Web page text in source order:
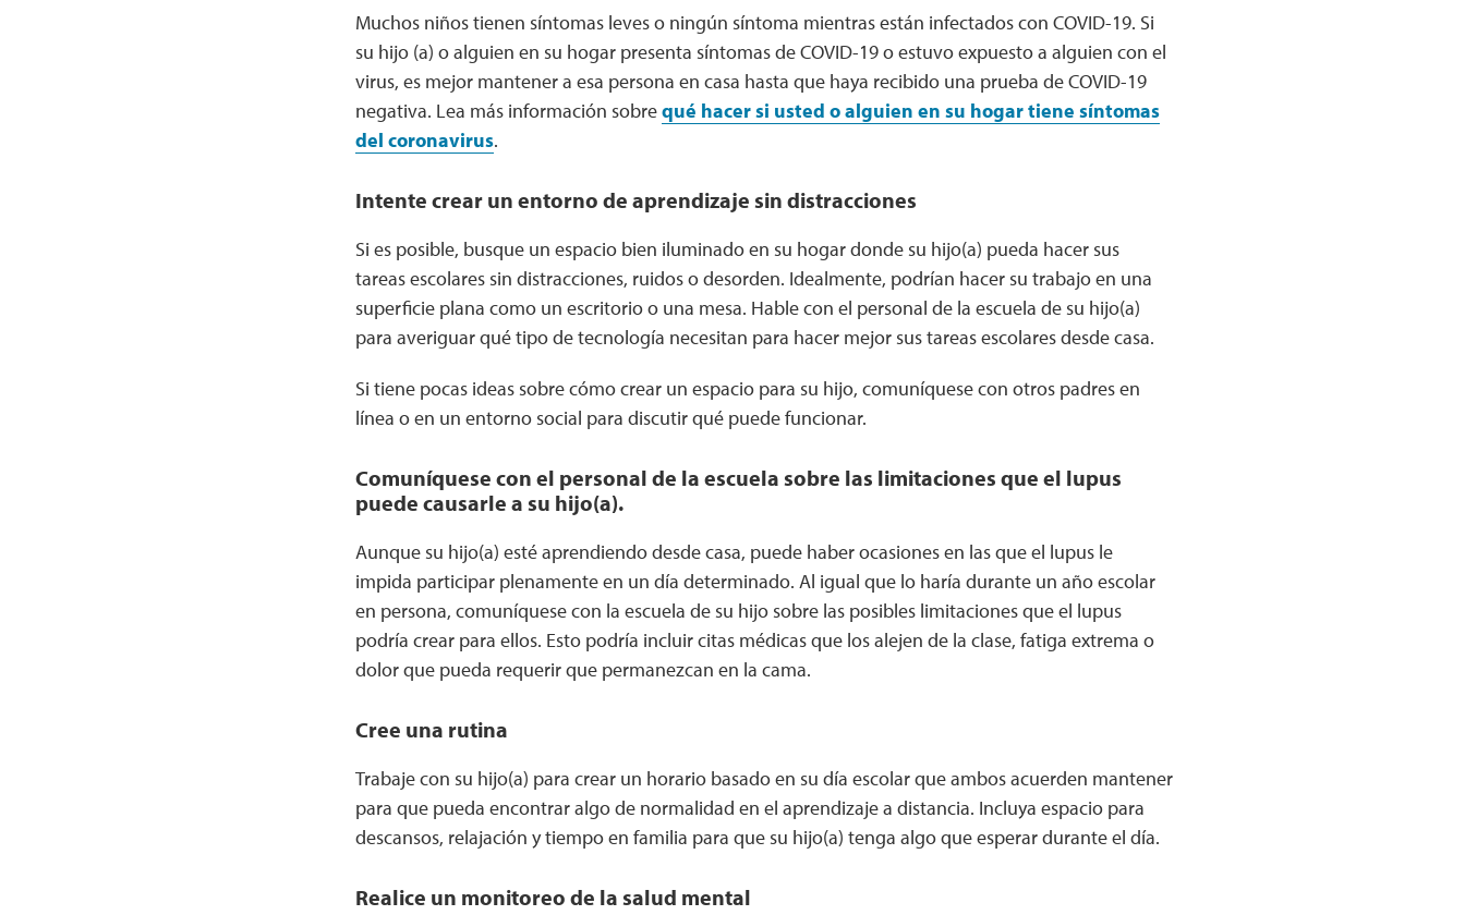
Muchos niños tienen síntomas leves o ningún síntoma mientras están infectados con COVID-19. Si
su hijo (a) o alguien en su hogar presenta síntomas de COVID-19 o estuvo expuesto a alguien con el
virus, es mejor mantener a esa persona en casa hasta que haya recibido una prueba de COVID-19
negativa. Lea más información sobrequé hacer si usted o alguien en su hogar tiene síntomas
del coronavirus.
Intente crear un entorno de aprendizaje sin distracciones
Si es posible, busque un espacio bien iluminado en su hogar donde su hijo(a) pueda hacer sus
tareas escolares sin distracciones, ruidos o desorden. Idealmente, podrían hacer su trabajo en una
superficie plana como un escritorio o una mesa. Hable con el personal de la escuela de su hijo(a)
para averiguar qué tipo de tecnología necesitan para hacer mejor sus tareas escolares desde casa.
Si tiene pocas ideas sobre cómo crear un espacio para su hijo, comuníquese con otros padres en
línea o en un entorno social para discutir qué puede funcionar.
Comuníquese con el personal de la escuela sobre las limitaciones que el lupus
puede causarle a su hijo(a).
Aunque su hijo(a) esté aprendiendo desde casa, puede haber ocasiones en las que el lupus le
impida participar plenamente en un día determinado. Al igual que lo haría durante un año escolar
en persona, comuníquese con la escuela de su hijo sobre las posibles limitaciones que el lupus
podría crear para ellos. Esto podría incluir citas médicas que los alejen de la clase, fatiga extrema o
dolor que pueda requerir que permanezcan en la cama.
Cree una rutina
Trabaje con su hijo(a) para crear un horario basado en su día escolar que ambos acuerden mantener
para que pueda encontrar algo de normalidad en el aprendizaje a distancia. Incluya espacio para
descansos, relajación y tiempo en familia para que su hijo(a) tenga algo que esperar durante el día.
Realice un monitoreo de la salud mental